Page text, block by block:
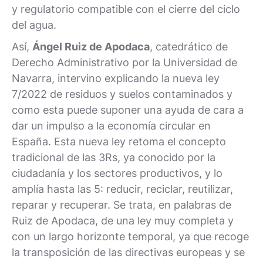
y regulatorio compatible con el cierre del ciclo
del agua.
Así, Ángel Ruiz de Apodaca, catedrático de
Derecho Administrativo por la Universidad de
Navarra, intervino explicando la nueva ley
7/2022 de residuos y suelos contaminados y
como esta puede suponer una ayuda de cara a
dar un impulso a la economía circular en
España. Esta nueva ley retoma el concepto
tradicional de las 3Rs, ya conocido por la
ciudadanía y los sectores productivos, y lo
amplía hasta las 5: reducir, reciclar, reutilizar,
reparar y recuperar. Se trata, en palabras de
Ruiz de Apodaca, de una ley muy completa y
con un largo horizonte temporal, ya que recoge
la transposición de las directivas europeas y se